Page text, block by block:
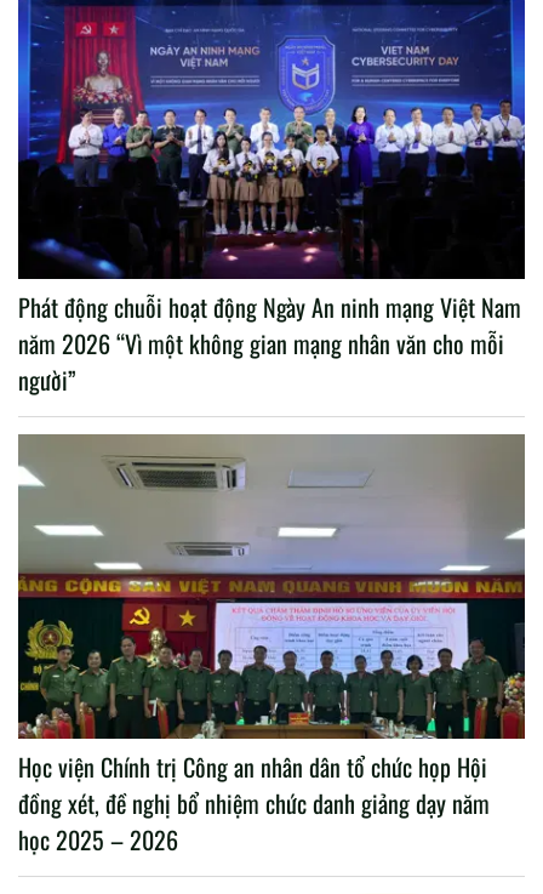
Phát động chuỗi hoạt động Ngày An ninh mạng Việt Nam
năm 2026 “Vì một không gian mạng nhân văn cho mỗi
người”
Học viện Chính trị Công an nhân dân tổ chức họp Hội
đồng xét, đề nghị bổ nhiệm chức danh giảng dạy năm
học 2025 – 2026